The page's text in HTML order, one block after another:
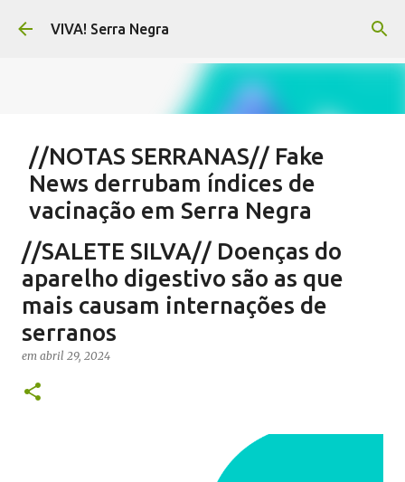
Pular para o conteúdo principal
VIVA! Serra Negra
//NOTAS SERRANAS// Fake
News derrubam índices de
vacinação em Serra Negra
SALETE SILVA SAÚDE SERRA NEGRA VACINAÇÃO SERRA NEGRA
VIVA! SERRA NEGRA NO AR
0
//SALETE SILVA// Doenças do
aparelho digestivo são as que
mais causam internações de
serranos
em abril 29, 2024